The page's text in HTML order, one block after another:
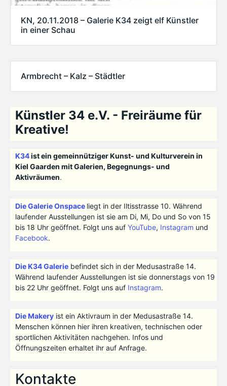
KN, 20.11.2018 – Galerie K34 zeigt elf Künstler
in einer Schau
Armbrecht – Kalz – Städtler
Künstler 34 e.V. - Freiräume für
Kreative!
K34ist ein gemeinnütziger Kunst- und Kulturverein in
Kiel Gaarden mit Galerien, Begegnungs- und
Aktivräumen.
Die Galerie Onspace liegt in der Iltisstrasse 10. Während
laufender Ausstellungen ist sie am Di, Mi, Do und So von 15
bis 18 Uhr geöffnet. Folgt uns auf YouTube, Instagram und
Facebook.
Die K34 Galeriebefindet sich in der Medusastraße 14.
Während laufender Ausstellungen ist sie donnerstags von 19
bis 22 Uhr geöffnet. Folgt uns auf Instagram.
Die Makeryist ein Aktivraum in der Medusastraße 14.
Menschen können hier ihren kreativen, technischen oder
sportlichen Aktivitäten nachgehen. Infos und
Öffnungszeiten erhaltet ihr auf Anfrage.
Kontakte